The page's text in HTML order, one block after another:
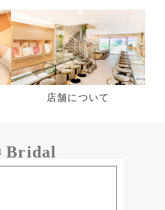
店舗について
Bridal